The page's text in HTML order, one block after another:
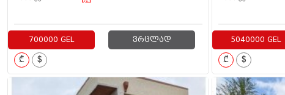
700000 GEL ვრცლად
₾ $
5040000 GEL
₾ $